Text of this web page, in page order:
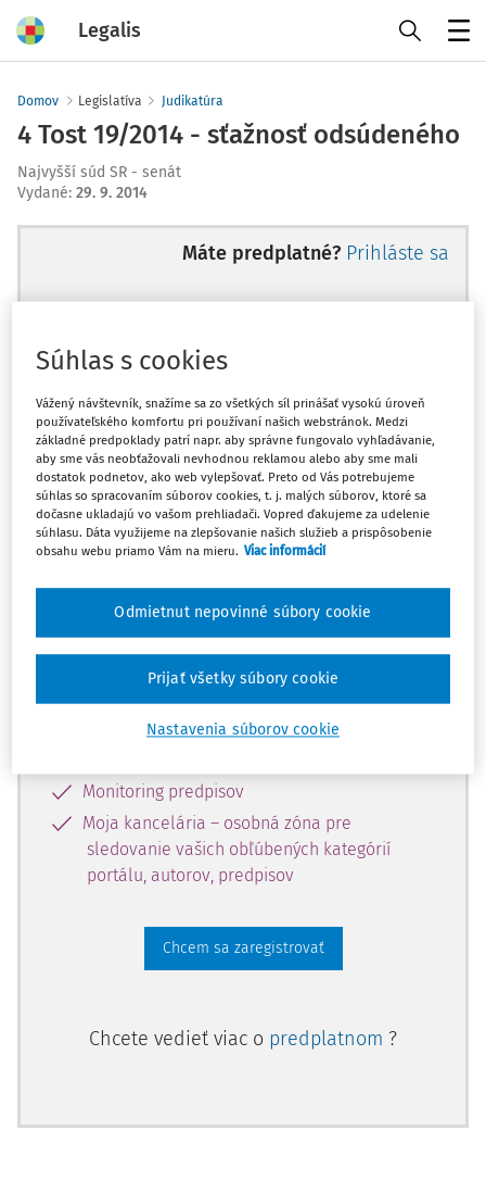
Legalis
Domov Legislatíva Judikatúra
4 Tost 19/2014 - sťažnosť odsúdeného
Najvyšší súd SR - senát
Vydané: 29. 9. 2014
Máte predplatné? Prihláste sa
Ups, zatiaľ ste si prečítali len
začiatok...
Celý odborný obsah z tejto oblasti je
dostupný predplatiteľom portálu.
obsahu a získajte prístup na 10 dní
zdarma, stačí sa len zaregistrovať.
Vďaka registrácii získate prístup aj k
vybranému obsahu:
Monitoring predpisov
Moja kancelária – osobná zóna pre
sledovanie vašich obľúbených kategórií
portálu, autorov, predpisov
Chcem sa zaregistrovať
Chcete vedieť viac o predplatnom ?
Súhlas s cookies
Vážený návštevník, snažíme sa zo všetkých síl prinášať vysokú úroveň
používateľského komfortu pri používaní našich webstránok. Medzi
základné predpoklady patrí napr. aby správne fungovalo vyhľadávanie,
aby sme vás neobťažovali nevhodnou reklamou alebo aby sme mali
dostatok podnetov, ako web vylepšovať. Preto od Vás potrebujeme
súhlas so spracovaním súborov cookies, t. j. malých súborov, ktoré sa
dočasne ukladajú vo vašom prehliadači. Vopred ďakujeme za udelenie
súhlasu. Dáta využijeme na zlepšovanie našich služieb a prispôsobenie
obsahu webu priamo Vám na mieru. Viac informácií
Nastavenia súborov cookie
Odmietnut nepovinné súbory cookie
Prijať všetky súbory cookie